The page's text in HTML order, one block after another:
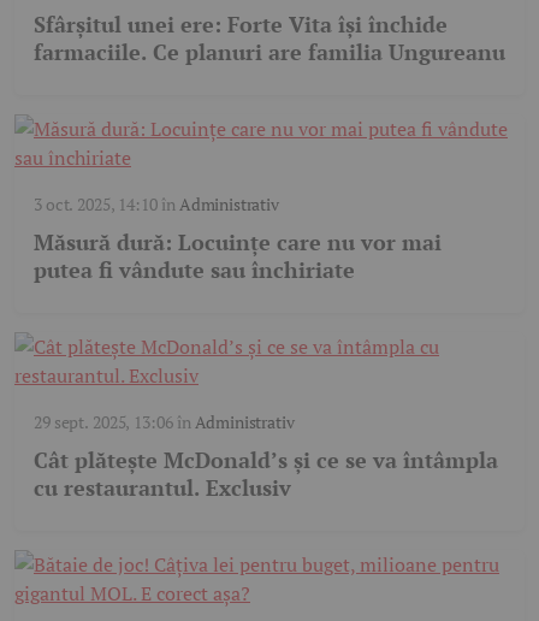
Sfârșitul unei ere: Forte Vita își închide
farmaciile. Ce planuri are familia Ungureanu
3 oct. 2025, 14:10înAdministrativ
Măsură dură: Locuințe care nu vor mai
putea fi vândute sau închiriate
29 sept. 2025, 13:06înAdministrativ
Cât plătește McDonald’s și ce se va întâmpla
cu restaurantul. Exclusiv